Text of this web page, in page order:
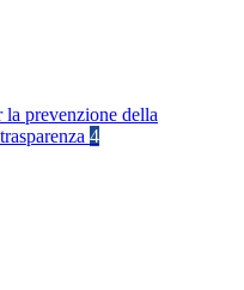
la prevenzione della
4